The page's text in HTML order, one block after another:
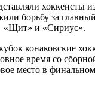
хоккеисты
борьбу за
«Щит» и «Сириус».
конаковские
время со
место в